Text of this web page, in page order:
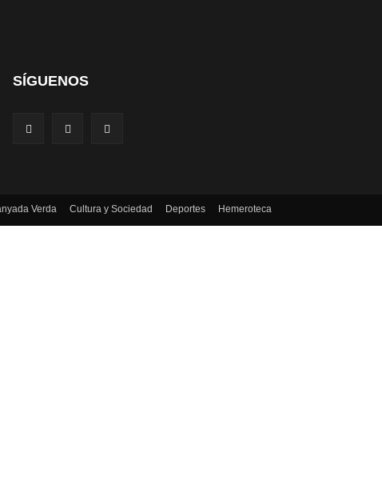
SÍGUENOS
Verda Cultura y Sociedad Deportes Hemeroteca